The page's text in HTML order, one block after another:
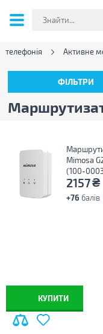
телефонія Активне
ФІЛЬТРИ
Mimosa
(100-
2157₴
+76 балів
КУПИТИ
ФІЛЬТРИ